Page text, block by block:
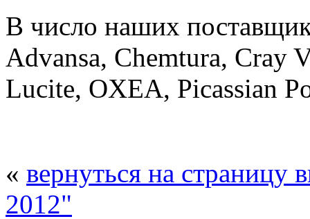
В число наших
Advansa, Chemtura, Cray
Lucite, OXEA, Picassian
« вернуться на страницу
2012"